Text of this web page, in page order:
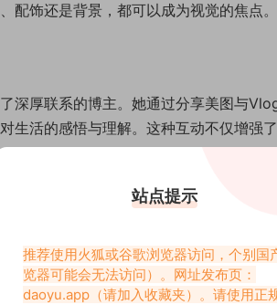
饰还是背景，都可以成为视觉的焦点。
深厚联系的博主。她通过分享美图与
生活的感悟与理解。这种互动不仅增强
了一幅美好生活的画卷。她的作品不仅
喜，与我们一起探索生活中那些令人
站点提示
推荐使用火狐或谷歌浏览器访问，个别国
览器可能会无法访问）。网址发布页：
daoyu.app （请加入收藏夹）。请使用正